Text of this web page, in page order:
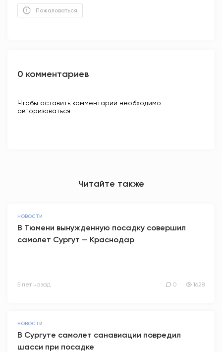
Пожаловаться
0 комментариев
Чтобы оставить комментарий необходимо
авторизоваться
Читайте также
НОВОСТИ
В Тюмени вынужденную посадку совершил
самолет Сургут — Краснодар
5 лет назад 0 1628
НОВОСТИ
В Сургуте самолет санавиации повредил
шасси при посадке